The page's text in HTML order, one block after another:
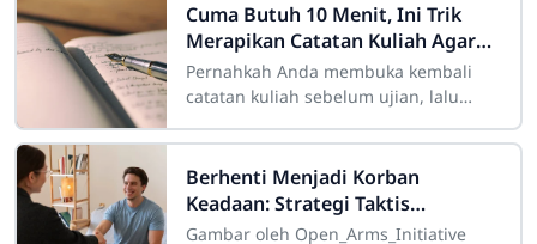
Cuma Butuh 10 Menit, Ini Trik
Merapikan Catatan Kuliah Agar
Mudah Diingat
Pernahkah Anda membuka kembali
catatan kuliah sebelum ujian, lalu
terlihat seperti "sandi rumput" yang
Berhenti Menjadi Korban
Keadaan: Strategi Taktis
Menghapus Sifat Buruk untuk
Gambar oleh Open_Arms_Initiative